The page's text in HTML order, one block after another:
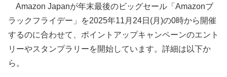
Amazon Japanが年末最後のビッグセール「Amazonブ
ラックフライデー」を2025年11月24日(月)の0時から開催
するのに合わせて、ポイントアップキャンペーンのエント
リーやスタンプラリーを開始しています。詳細は以下か
ら。